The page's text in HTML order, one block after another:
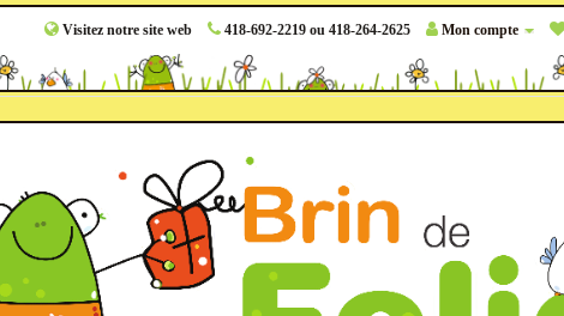
Visitez notre site web 418-692-2219 ou 418-264-2625 Mon compte